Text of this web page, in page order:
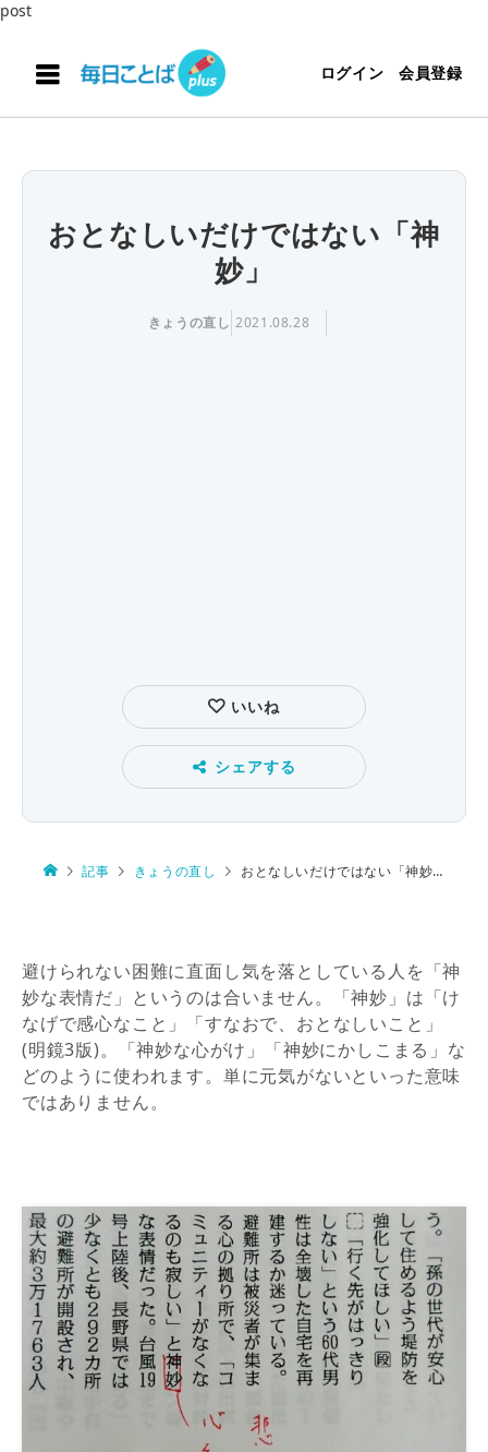
post
ログイン 会員登録
おとなしいだけではない「神
妙」
きょうの直し 2021.08.28
いいね
シェアする
記事 きょうの直し おとなしいだけではない「神妙」
避けられない困難に直面し気を落としている人を「神
妙な表情だ」というのは合いません。「神妙」は「け
なげで感心なこと」「すなおで、おとなしいこと」
(明鏡3版)。「神妙な心がけ」「神妙にかしこまる」な
どのように使われます。単に元気がないといった意味
ではありません。